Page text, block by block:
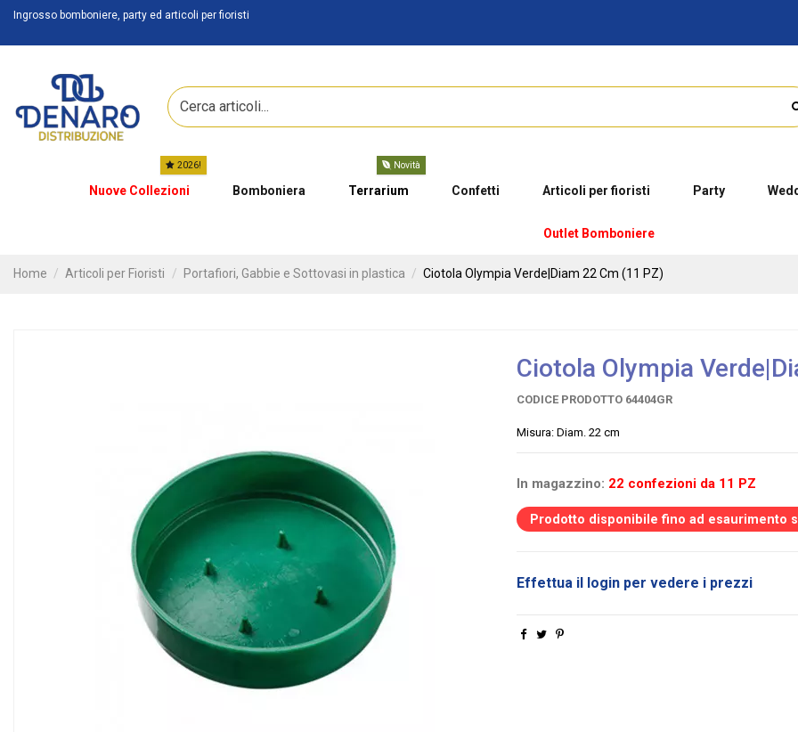
Ingrosso bomboniere, party ed articoli per fioristi
Nuove Collezioni
2026!
Bomboniera Terrarium
Novità
Confetti Articoli per fioristi Party
Outlet Bomboniere
Home Articoli per Fioristi Portafiori, Gabbie e Sottovasi in plastica Ciotola Olympia Verde|Diam 22 Cm (11 PZ)
Ciotola Olympia
CODICE PRODOTTO 64404GR
Misura: Diam. 22 cm
In magazzino: 22 confezioni da 11 PZ
Prodotto disponibile fino ad esaurimento
Effettua il login per vedere i prezzi